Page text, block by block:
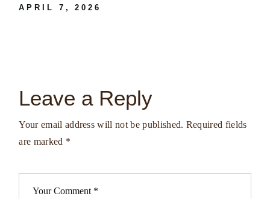
APRIL 7, 2026
Leave a Reply
Your email address will not be published. Required fields
are marked *